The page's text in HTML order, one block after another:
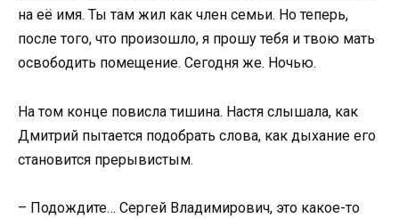
на её имя. Ты там жил как член семьи. Но теперь,
после того, что произошло, я прошу тебя и твою мать
освободить помещение. Сегодня же. Ночью.
На том конце повисла тишина. Настя слышала, как
Дмитрий пытается подобрать слова, как дыхание его
становится прерывистым.
– Подождите… Сергей Владимирович, это какое-то